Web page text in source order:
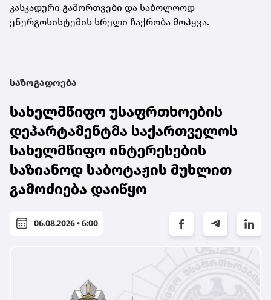
კასკადური გამორთვები და საბოლოოდ
ენერგოსისტემის სრული ჩაქრობა მოჰყვა.
საზოგადოება
სახელმწიფო უსაფრთხოების
დეპარტამენტმა საქართველოს
სახელმწიფო ინტერესების
საზიანოდ საბოტაჟის მუხლით
გამოძიება დაიწყო
06.08.2026 • 6:00